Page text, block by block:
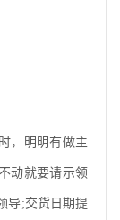
，明明有做主
动就要请示领
导;交货日期提